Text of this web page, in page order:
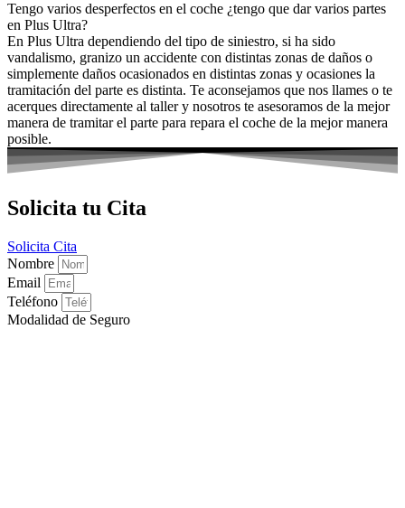
Tengo varios desperfectos en el coche ¿tengo que dar varios partes
en Plus Ultra?
En Plus Ultra dependiendo del tipo de siniestro, si ha sido
vandalismo, granizo un accidente con distintas zonas de daños o
simplemente daños ocasionados en distintas zonas y ocasiones la
tramitación del parte es distinta. Te aconsejamos que nos llames o te
acerques directamente al taller y nosotros te asesoramos de la mejor
manera de tramitar el parte para repara el coche de la mejor manera
posible.
Solicita tu Cita
Solicita Cita
Nombre
Email
Teléfono
Modalidad de Seguro